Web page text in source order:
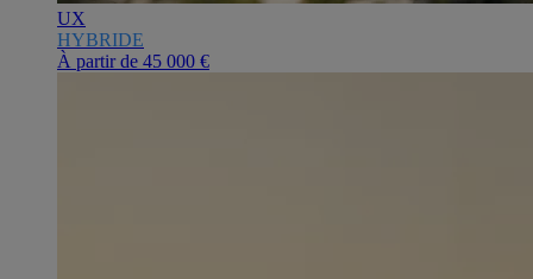
UX
HYBRIDE
À partir de 45 000 €